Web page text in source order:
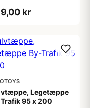
kr
Legetæppe
95 x 200